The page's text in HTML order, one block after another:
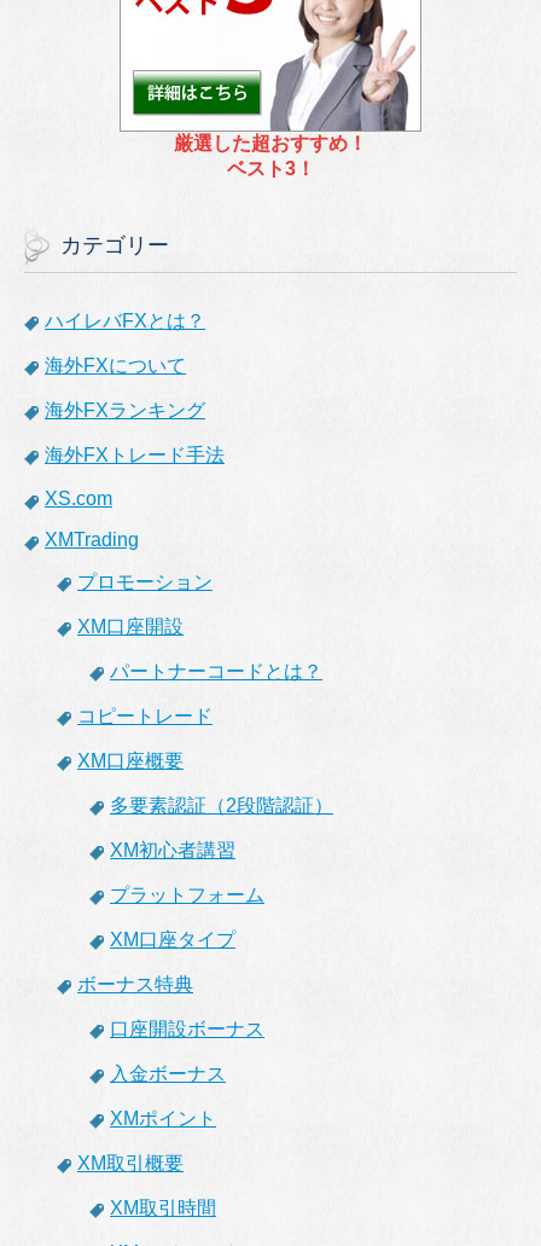
厳選した超おすすめ！
ベスト3！
カテゴリー
ハイレバFXとは？
海外FXについて
海外FXランキング
海外FXトレード手法
XS.com
XMTrading
プロモーション
XM口座開設
パートナーコードとは？
コピートレード
XM口座概要
多要素認証（2段階認証）
XM初心者講習
プラットフォーム
XM口座タイプ
ボーナス特典
口座開設ボーナス
入金ボーナス
XMポイント
XM取引概要
XM取引時間